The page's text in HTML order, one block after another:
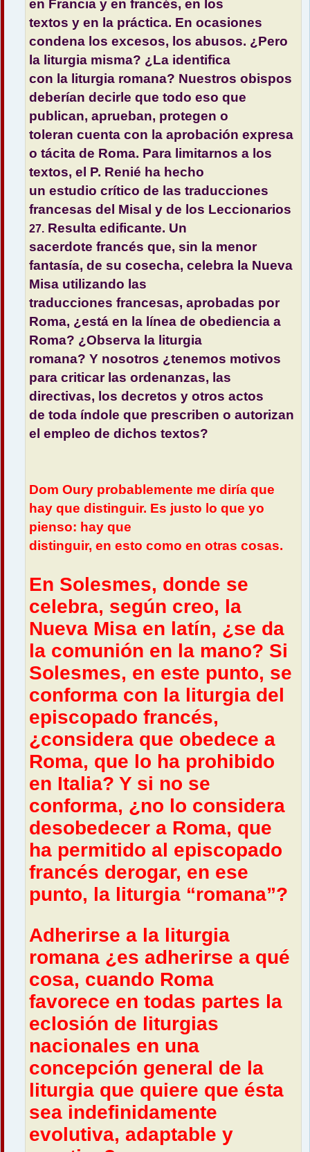
en Francia y en francés, en los
textos y en la práctica. En ocasiones
condena los excesos, los abusos. ¿Pero
la liturgia misma? ¿La identifica
con la liturgia romana? Nuestros obispos
deberían decirle que todo eso que
publican, aprueban, protegen o
toleran cuenta con la aprobación expresa
o tácita de Roma. Para limitarnos a los
textos, el P. Renié ha hecho
un estudio crítico de las traducciones
francesas del Misal y de los Leccionarios
27. Resulta edificante. Un
sacerdote francés que, sin la menor
fantasía, de su cosecha, celebra la Nueva
Misa utilizando las
traducciones francesas, aprobadas por
Roma, ¿está en la línea de obediencia a
Roma? ¿Observa la liturgia
romana? Y nosotros ¿tenemos motivos
para criticar las ordenanzas, las
directivas, los decretos y otros actos
de toda índole que prescriben o autorizan
el empleo de dichos textos?
Dom Oury probablemente me diría que
hay que distinguir. Es justo lo que yo
pienso: hay que
distinguir, en esto como en otras cosas.
En Solesmes, donde se
celebra, según creo, la
Nueva Misa en latín, ¿se da
la comunión en la mano? Si
Solesmes, en este punto, se
conforma con la liturgia del
episcopado francés,
¿considera que obedece a
Roma, que lo ha prohibido
en Italia? Y si no se
conforma, ¿no lo considera
desobedecer a Roma, que
ha permitido al episcopado
francés derogar, en ese
punto, la liturgia “romana”?
Adherirse a la liturgia
romana ¿es adherirse a qué
cosa, cuando Roma
favorece en todas partes la
eclosión de liturgias
nacionales en una
concepción general de la
liturgia que quiere que ésta
sea indefinidamente
evolutiva, adaptable y